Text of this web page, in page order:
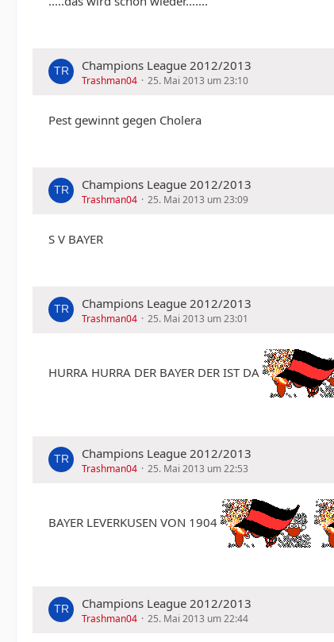
Champions League 2012/2013
Trashman04 25. Mai 2013 um 23:10
Pest gewinnt gegen Cholera
Champions League 2012/2013
Trashman04 25. Mai 2013 um 23:09
S V BAYER
Champions League 2012/2013
Trashman04 25. Mai 2013 um 23:01
HURRA HURRA DER BAYER DER IST DA
Champions League 2012/2013
Trashman04 25. Mai 2013 um 22:53
BAYER LEVERKUSEN VON 1904
Champions League 2012/2013
Trashman04 25. Mai 2013 um 22:44